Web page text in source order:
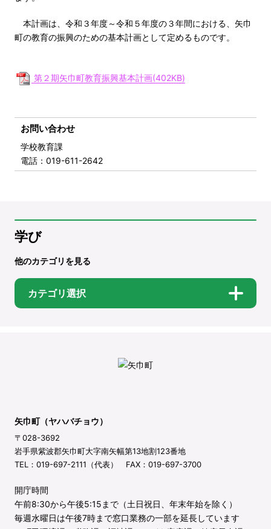
本計画は、令和３年度～令和５年度の３年間における、矢巾
町の教育の振興のための基本計画として定めるものです。
第２期矢巾町教育振興基本計画(402KB)
お問い合わせ
学校教育課
電話 ：019-611-2642
学び
他のカテゴリを見る
カテゴリ選択
矢巾町（ヤハバチョウ）
〒028-3692
岩手県紫波郡矢巾町大字南矢幅第13地割123番地
TEL：019-697-2111（代表） FAX：019-697-3700
開庁時間
午前8:30から午後5:15まで（土日祝日、年末年始を除く）
毎週水曜日は午後7時まで窓口業務の一部を延長しています